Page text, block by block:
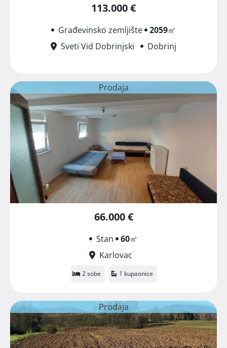
113.000 €
Građevinsko zemljište 2059㎡
Sveti Vid Dobrinjski
Dobrinj
Prodaja
66.000 €
Stan 60㎡
Karlovac
2 sobe 1 kupaonice
Prodaja